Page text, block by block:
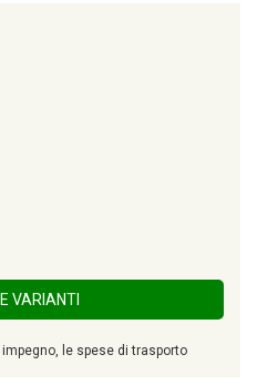
VARIANTI
le spese di trasporto